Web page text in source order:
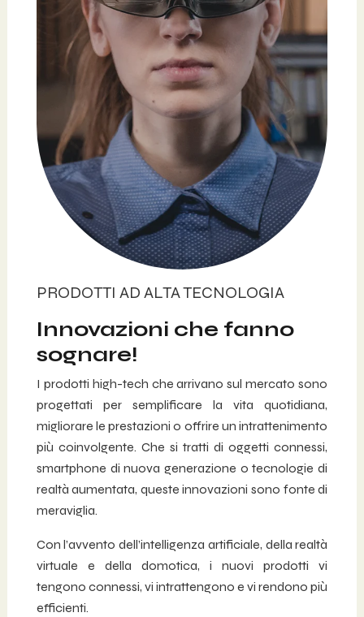
PRODOTTI AD ALTA TECNOLOGIA
Innovazioni che fanno
sognare!
I prodotti high-tech che arrivano sul mercato sono
progettati per semplificare la vita quotidiana,
migliorare le prestazioni o offrire un intrattenimento
più coinvolgente. Che si tratti di oggetti connessi,
smartphone di nuova generazione o tecnologie di
realtà aumentata, queste innovazioni sono fonte di
meraviglia.
Con l’avvento dell’intelligenza artificiale, della realtà
virtuale e della domotica, i nuovi prodotti vi
tengono connessi, vi intrattengono e vi rendono più
efficienti.